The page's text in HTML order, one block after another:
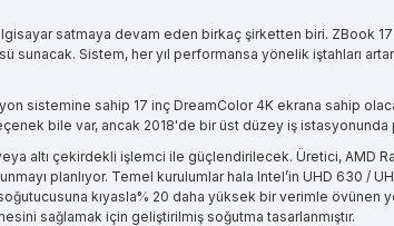
satmaya devam eden birkaç şirketten biri. ZBook
Sistem, her yıl performansa yönelik iştahları
sistemine sahip 17 inç DreamColor 4K ekrana sahip
bile var, ancak 2018'de bir üst düzey iş istasyonunda
altı çekirdekli işlemci ile güçlendirilecek. Üretici, AMD
planlıyor. Temel kurulumlar hala Intel’in UHD 630
kıyasla% 20 daha yüksek bir verimle
sağlamak için geliştirilmiş soğutma tasarlanmıştır.